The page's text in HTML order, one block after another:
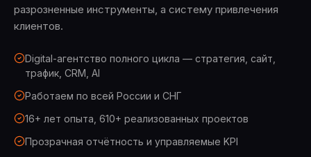
разрозненные инструменты, а систему привлечения
клиентов.
Digital-агентство полного цикла — стратегия, сайт,
трафик, CRM, AI
Работаем по всей России и СНГ
16+ лет опыта, 610+ реализованных проектов
Прозрачная отчётность и управляемые KPI